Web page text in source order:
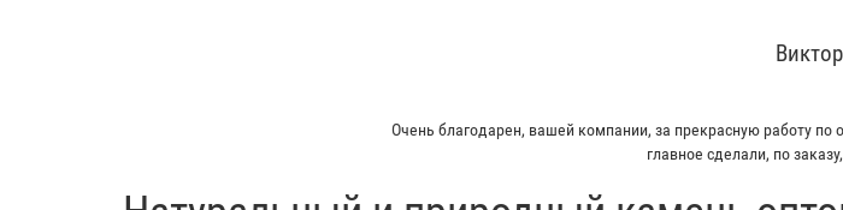
Виктор
Очень благодарен, вашей компании, за прекрасную работу по
главное сделали, по